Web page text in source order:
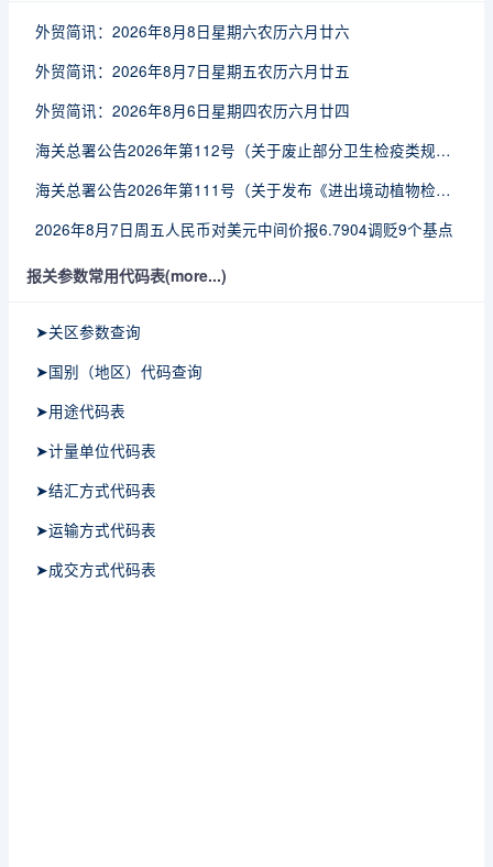
外贸简讯：2026年8月8日星期六农历六月廿六
外贸简讯：2026年8月7日星期五农历六月廿五
外贸简讯：2026年8月6日星期四农历六月廿四
海关总署公告2026年第112号（关于废止部分卫生检疫类规范性文件的公告）
海关总署公告2026年第111号（关于发布《进出境动植物检疫处理监督管理工作规定》《进出境卫生处理监督管理工作规定》的公告）
2026年8月7日周五人民币对美元中间价报6.7904调贬9个基点
报关参数常用代码表(more...)
➤关区参数查询
➤国别（地区）代码查询
➤用途代码表
➤计量单位代码表
➤结汇方式代码表
➤运输方式代码表
➤成交方式代码表